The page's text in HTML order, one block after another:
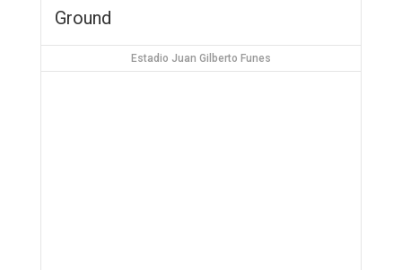
Ground
Estadio Juan Gilberto Funes